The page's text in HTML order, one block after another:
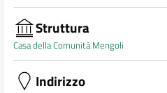
Struttura
Casa della Comunità Mengoli
Indirizzo